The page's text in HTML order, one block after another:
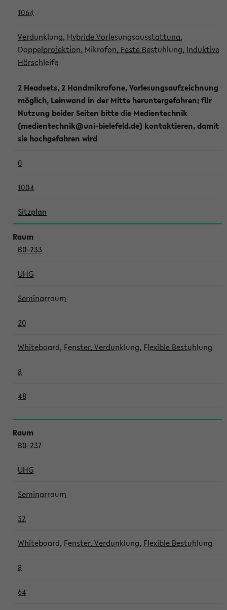
1064
Verdunklung, Hybride Vorlesungsausstattung,
Doppelprojektion, Mikrofon, Feste Bestuhlung, Induktive
Hörschleife
2 Headsets, 2 Handmikrofone, Vorlesungsaufzeichnung
möglich, Leinwand in der Mitte heruntergefahren; für
Nutzung beider Seiten bitte die Medientechnik
(medientechnik@uni-bielefeld.de) kontaktieren, damit
sie hochgefahren wird
0
1004
Sitzplan
B0-233
UHG
Seminarraum
20
Whiteboard, Fenster, Verdunklung, Flexible Bestuhlung
8
48
B0-237
UHG
Seminarraum
32
Whiteboard, Fenster, Verdunklung, Flexible Bestuhlung
8
64